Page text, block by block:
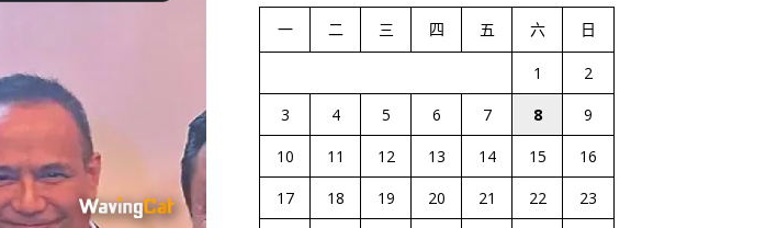
一 二 三 四 五 六 日
1
2
3
4 5 6 7 8
9
10
11 12 13 14 15
16
17
18 19 20 21 22
23